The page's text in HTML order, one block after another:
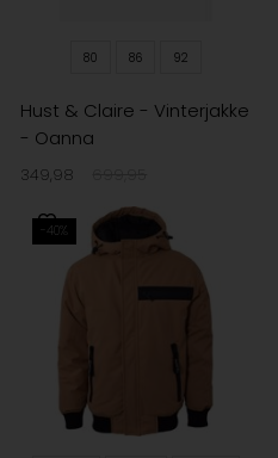
80 86 92
Hust & Claire - Vinterjakke
- Oanna
349,98
-40%